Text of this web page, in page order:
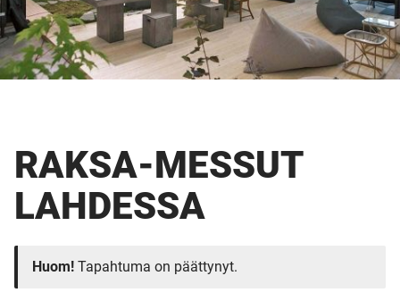
RAKSA-MESSUT
LAHDESSA
Huom! Tapahtuma on päättynyt.